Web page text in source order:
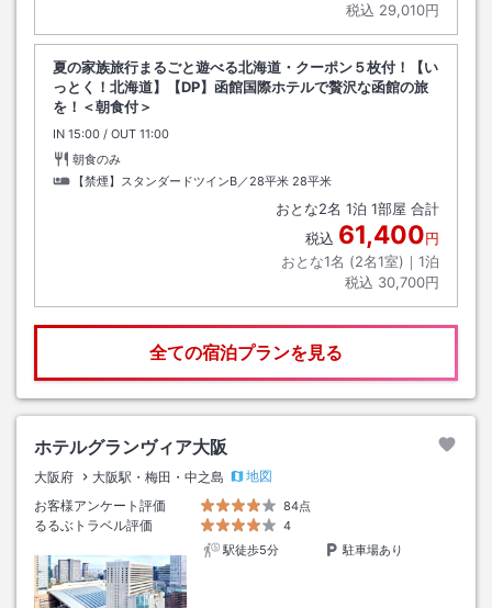
税込 29,010円
夏の家族旅行まるごと遊べる北海道・クーポン５枚付！【い
っとく！北海道】【DP】函館国際ホテルで贅沢な函館の旅
を！＜朝食付＞
IN チェックイン
15:00 / OUT チェックアウト
11:00
朝食のみ
【禁煙】スタンダードツインB／28平米 28平米
おとな2名 1泊 1部屋 合計
税込 61,400円
おとな1名 (2名1室)｜ 1泊
税込 30,700円
全ての宿泊プランを見る
ホテルグランヴィア大阪
大阪府 大阪駅・梅田・中之島
地図
お客様アンケート評価
84点
るるぶトラベル評価
4
駅徒歩5分
駐車場あり